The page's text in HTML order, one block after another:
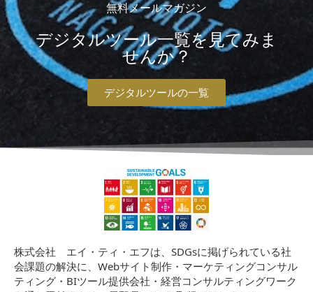
無料メールマガジン
デジタルツール一覧を見てみま
せんか？
デジタルツールの一覧
株式会社 エイ・ティ・エフは、SDGsに掲げられている社
会課題の解決に、Webサイト制作・マーケティングコンサル
ティング・BIツール提供会社・経営コンサルティングワーク